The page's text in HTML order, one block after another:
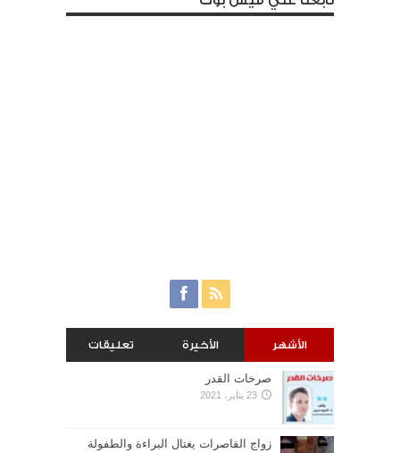
الأشهر الأخيرة تعليقات
صرخات القدر
23 يناير، 2021
زواج القاصرات يغتال البراءة والطفولة